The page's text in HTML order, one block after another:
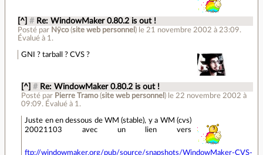
[^] # Re: WindowMaker 0.80.2 is out !
Posté par Nÿco(site web personnel ) le 21 novembre 2002 à 23:09.
Évalué à 1.
GNI ? tarball ? CVS ?
[^] # Re: WindowMaker 0.80.2 is out !
Posté par Pierre Tramo(site web personnel ) le 22 novembre 2002 à
09:09. Évalué à 1 .
Juste en en dessous de WM (stable), y a WM (cvs)
20021103 avec un lien vers
ftp://windowmaker.org/pub/source/snapshots/WindowMaker-CVS-